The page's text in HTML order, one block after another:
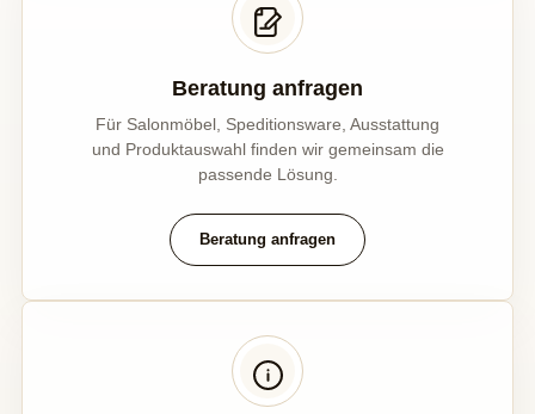
Beratung anfragen
Für Salonmöbel, Speditionsware, Ausstattung
und Produktauswahl finden wir gemeinsam die
passende Lösung.
Beratung anfragen